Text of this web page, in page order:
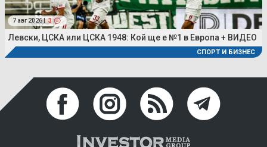
7 авг 2026 | 3
Левски, ЦСКА или ЦСКА 1948: Кой ще е №1 в Европа + ВИДЕО
СПОРТ И БИЗНЕС